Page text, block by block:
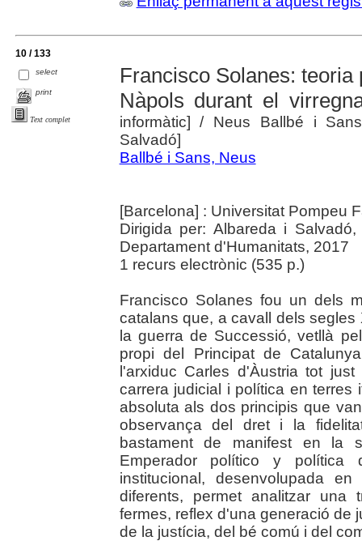
10 / 133
select
print
Text complet
Francisco Solanes:
Nàpols durant el
informàtic]/ Neus Ballbé i
Salvadó]
Ballbé i Sans, Neus
[Barcelona] : Universitat Pompeu
Dirigida per: Albareda i
Departament d'Humanitats, 2017
1 recurs electrònic (535 p.)
Francisco Solanes fou un dels
catalans que, a cavall dels
la guerra de Successió, vetllà
propi del Principat de
l'arxiduc Carles d'Àustria tot
carrera judicial i política en terres
absoluta als dos principis que
observança del dret i la
bastament de manifest en la
Emperador político y política
institucional, desenvolupada
diferents, permet analitzar una
fermes, reflex d'una generació de
de la justícia, del bé comú i del